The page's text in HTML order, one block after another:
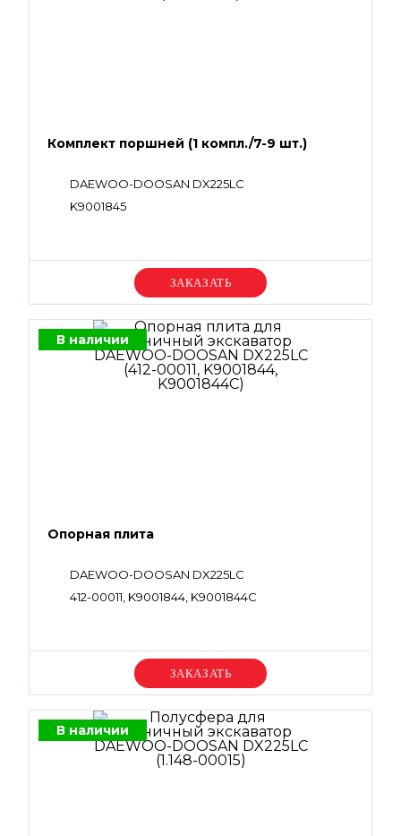
Комплект поршней (1 компл./7-9 шт.)
DAEWOO-DOOSAN DX225LC
K9001845
Уточняйте цену
В наличии
Опорная плита
DAEWOO-DOOSAN DX225LC
412-00011, K9001844, K9001844C
Уточняйте цену
В наличии